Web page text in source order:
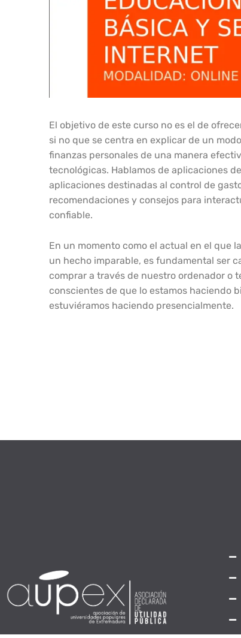
El objetivo de este curso no es el de
si no que se centra en explicar de un
finanzas personales de una manera
tecnológicas. Hablamos de aplicaciones
aplicaciones destinadas al control de
recomendaciones y consejos para
confiable.
En un momento como el actual en el que
un hecho imparable, es fundamental ser
comprar a través de nuestro ordenador o
conscientes de que lo estamos haciendo
estuviéramos haciendo presencialmente.